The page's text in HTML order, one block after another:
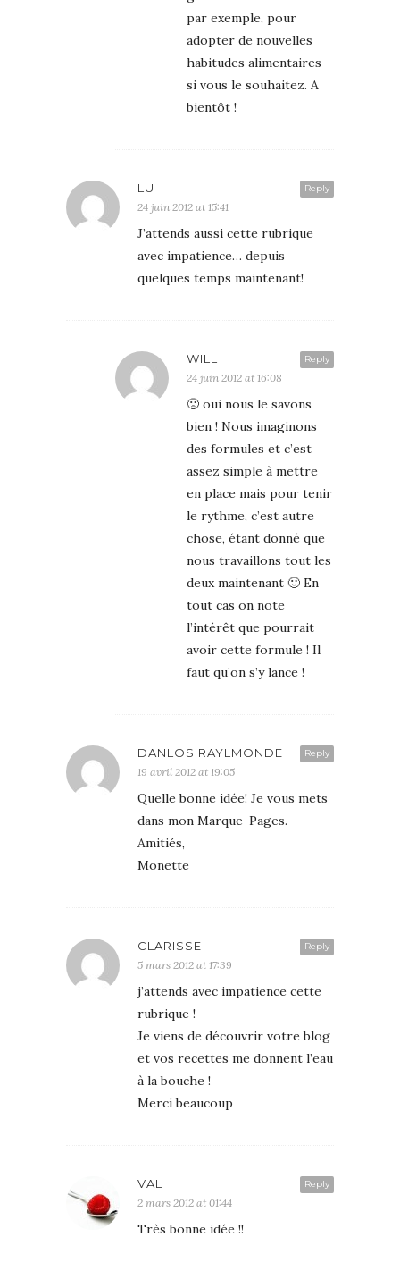
par exemple, pour
adopter de nouvelles
habitudes alimentaires
si vous le souhaitez. A
bientôt !
Reply
LU
24 juin 2012 at 15:41
J’attends aussi cette rubrique
avec impatience… depuis
quelques temps maintenant!
Reply
WILL
24 juin 2012 at 16:08
🙁 oui nous le savons
bien ! Nous imaginons
des formules et c’est
assez simple à mettre
en place mais pour tenir
le rythme, c’est autre
chose, étant donné que
nous travaillons tout les
deux maintenant 🙂 En
tout cas on note
l’intérêt que pourrait
avoir cette formule ! Il
faut qu’on s’y lance !
Reply
DANLOS RAYLMONDE
19 avril 2012 at 19:05
Quelle bonne idée! Je vous mets
dans mon Marque-Pages.
Amitiés,
Monette
Reply
CLARISSE
5 mars 2012 at 17:39
j’attends avec impatience cette
rubrique !
Je viens de découvrir votre blog
et vos recettes me donnent l’eau
à la bouche !
Merci beaucoup
Reply
VAL
2 mars 2012 at 01:44
Très bonne idée !!